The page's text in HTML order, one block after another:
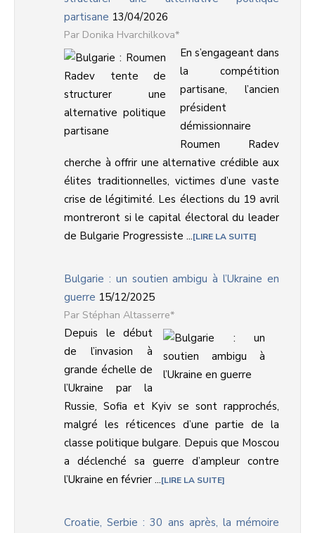
partisane 13/04/2026
Donika Hvarchilkova*
En s’engageant dans
la compétition
partisane, l’ancien
président
démissionnaire
Roumen Radev
cherche à offrir une alternative crédible aux
élites traditionnelles, victimes d’une vaste
crise de légitimité. Les élections du 19 avril
montreront si le capital électoral du leader
de Bulgarie Progressiste ... LIRE LA SUITE
Bulgarie : un soutien ambigu à l’Ukraine en
guerre 15/12/2025
Stéphan Altasserre*
Depuis le début
de l’invasion à
grande échelle de
l’Ukraine par la
Russie, Sofia et Kyiv se sont rapprochés,
malgré les réticences d’une partie de la
classe politique bulgare. Depuis que Moscou
a déclenché sa guerre d’ampleur contre
l’Ukraine en février ... LIRE LA SUITE
Croatie, Serbie : 30 ans après, la mémoire